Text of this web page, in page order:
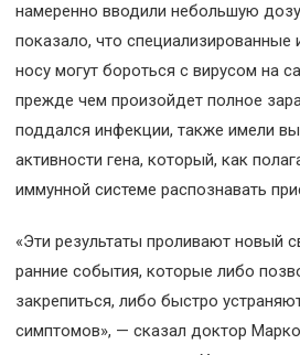
намеренно вводили небольшую
показало, что специализированные
носу могут бороться с вирусом на
прежде чем произойдет полное
поддался инфекции, также имели
активности гена, который, как
иммунной системе распознавать
«Эти результаты проливают новый
ранние события, которые либо
закрепиться, либо быстро
симптомов», — сказал доктор